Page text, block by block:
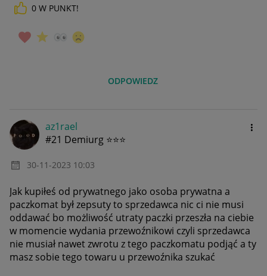
0 W PUNKT!
ODPOWIEDZ
az1rael
#21 Demiurg ⭐⭐⭐
‎30-11-2023 10:03
Jak kupiłeś od prywatnego jako osoba prywatna a
paczkomat był zepsuty to sprzedawca nic ci nie musi
oddawać bo możliwość utraty paczki przeszła na ciebie
w momencie wydania przewoźnikowi czyli sprzedawca
nie musiał nawet zwrotu z tego paczkomatu podjąć a ty
masz sobie tego towaru u przewoźnika szukać